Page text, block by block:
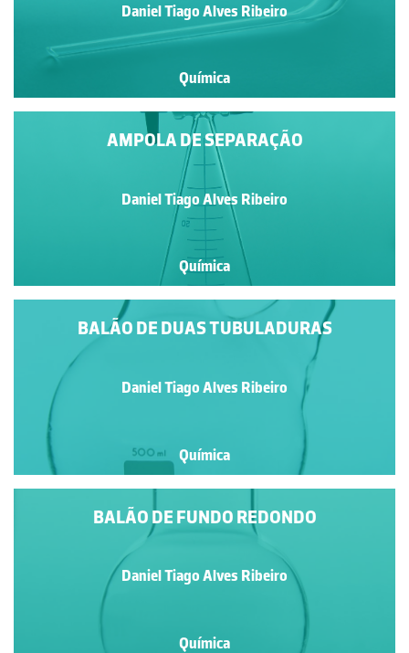
Daniel Tiago Alves Ribeiro
Química
AMPOLA DE SEPARAÇÃO
Daniel Tiago Alves Ribeiro
Química
BALÃO DE DUAS TUBULADURAS
Daniel Tiago Alves Ribeiro
Química
BALÃO DE FUNDO REDONDO
Daniel Tiago Alves Ribeiro
Química